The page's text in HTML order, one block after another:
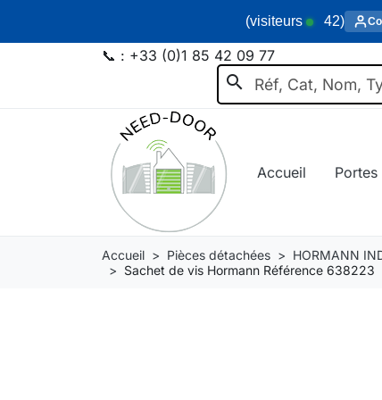
(visiteurs 42)
search
📞 : +33 (0)1 85 42 09 77
Accueil
Accueil Pièces détachées HORMANN
Sachet de vis Hormann Référence 638223